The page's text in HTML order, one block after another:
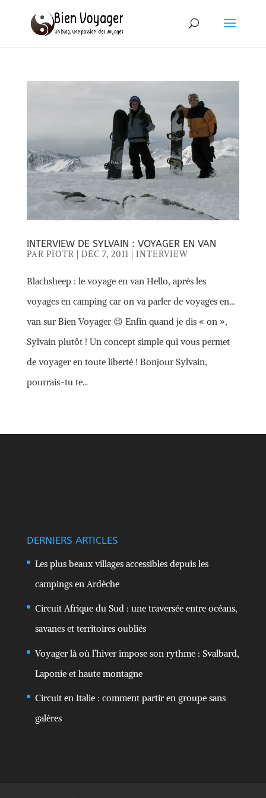
INTERVIEW DE SYLVAIN : VOYAGER EN VAN
PAR PIOTR DÉC 7, 2011 INTERVIEW
Blachsheep : le voyage en van Hello, après les
voyages en camping car on va parler de voyages en…
van sur Bien Voyager 😉 Enfin quand je dis « on »,
Sylvain plutôt ! Un concept simple qui vous permet
de voyager en toute liberté ! Bonjour Sylvain,
pourrais-tu te...
DERNIERS ARTICLES
Les plus beaux villages accessibles depuis les
campings en Ardèche
Circuit Afrique du Sud : une traversée entre océans,
savanes et territoires oubliés
Voyager là où l’hiver impose son rythme : Svalbard,
Laponie et haute montagne
Circuit en Italie : comment partir en groupe sans
galères